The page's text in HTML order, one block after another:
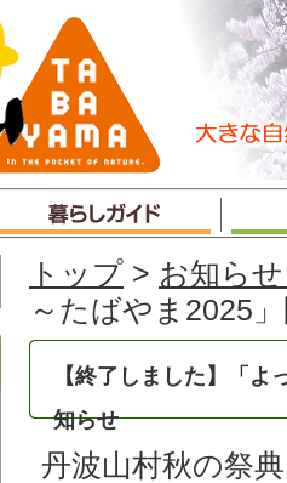
トップ > お知ら
～たばやま2025
【終了しました】「
知らせ
丹波山村秋の祭